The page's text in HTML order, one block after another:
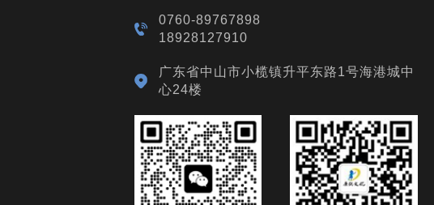
0760-89767898
18928127910
广东省中山市小榄镇升平东路1号海港城中
心24楼